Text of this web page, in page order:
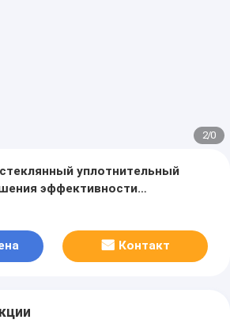
2/0
уплотнительный
эффективности
Контакт